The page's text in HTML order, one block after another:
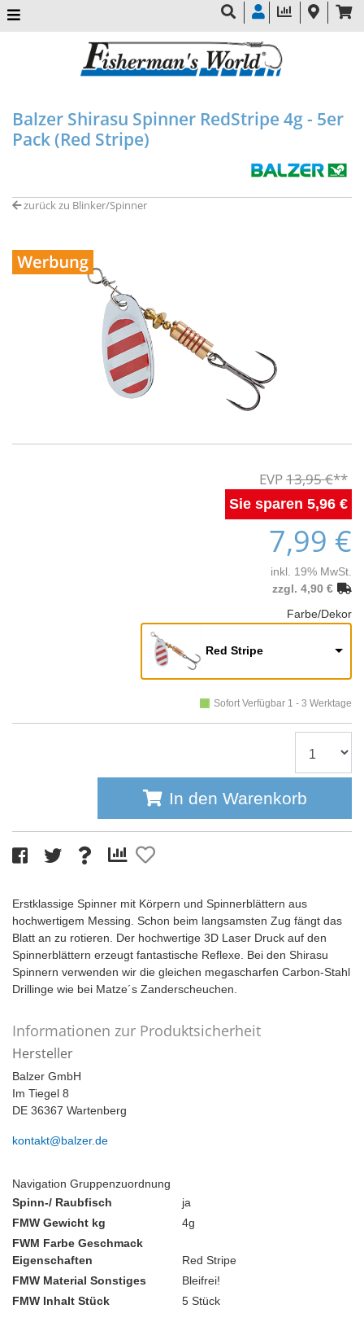
Balzer Shirasu Spinner RedStripe 4g - 5er
Pack (Red Stripe)
zurück zu Blinker/Spinner
13,95 €
5,96 €
7,99 €
inkl. 19% MwSt.
zzgl. 4,90 €
Farbe/Dekor
Red Stripe
Sofort Verfügbar 1 - 3 Werktage
In den Warenkorb
Erstklassige Spinner mit Körpern und Spinnerblättern aus
hochwertigem Messing. Schon beim langsamsten Zug fängt das
Blatt an zu rotieren. Der hochwertige 3D Laser Druck auf den
Spinnerblättern erzeugt fantastische Reflexe. Bei den Shirasu
Spinnern verwenden wir die gleichen megascharfen Carbon-Stahl
Drillinge wie bei Matze´s Zanderscheuchen.
Informationen zur Produktsicherheit
Hersteller
Balzer GmbH
Im Tiegel 8
DE 36367 Wartenberg
kontakt@balzer.de
Navigation Gruppenzuordnung
Spinn-/ Raubfisch
ja
FMW Gewicht kg
4g
FWM Farbe Geschmack
Eigenschaften
Red Stripe
FMW Material Sonstiges
Bleifrei!
FMW Inhalt Stück
5 Stück